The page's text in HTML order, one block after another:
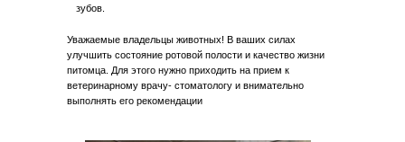
зубов.
Уважаемые владельцы животных! В ваших силах
улучшить состояние ротовой полости и качество жизни
питомца. Для этого нужно приходить на прием к
ветеринарному врачу- стоматологу и внимательно
выполнять его рекомендации